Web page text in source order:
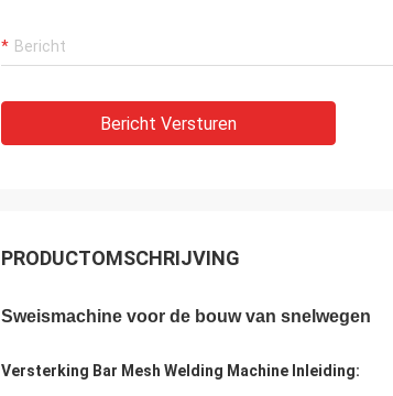
Bericht Versturen
PRODUCTOMSCHRIJVING
Sweismachine voor de bouw van snelwegen
Versterking Bar Mesh Welding Machine Inleiding: